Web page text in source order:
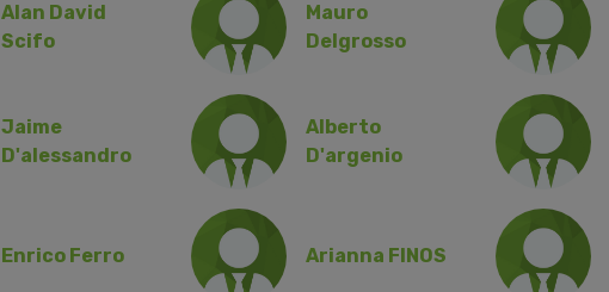
Alan David
Scifo
Mauro
Delgrosso
Jaime
D'alessandro
Alberto
D'argenio
Enrico Ferro Arianna FINOS